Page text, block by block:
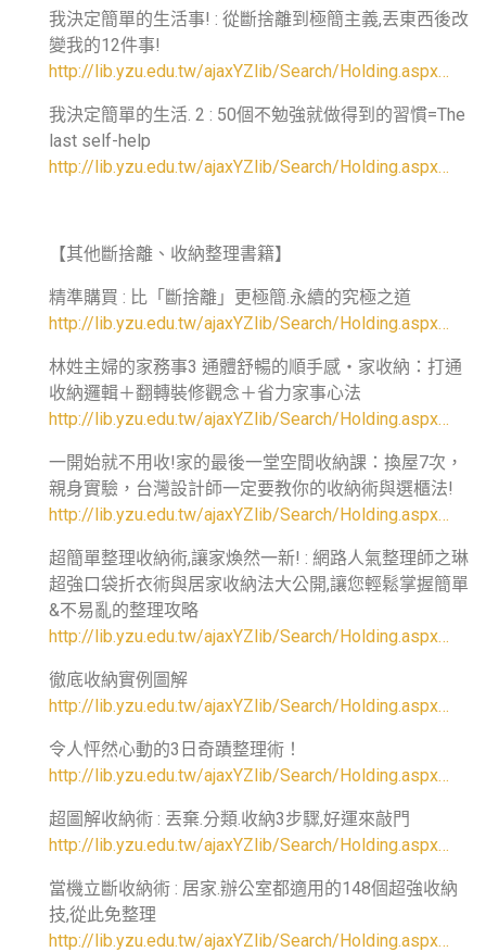
我決定簡單的生活事! : 從斷捨離到極簡主義,丟東西後改
變我的12件事!
http://lib.yzu.edu.tw/ajaxYZlib/Search/Holding.aspx…
我決定簡單的生活. 2 : 50個不勉強就做得到的習慣=The
last self-help
http://lib.yzu.edu.tw/ajaxYZlib/Search/Holding.aspx…
【其他斷捨離、收納整理書籍】
精準購買 : 比「斷捨離」更極簡.永續的究極之道
http://lib.yzu.edu.tw/ajaxYZlib/Search/Holding.aspx…
林姓主婦的家務事3 通體舒暢的順手感‧家收納：打通
收納邏輯＋翻轉裝修觀念＋省力家事心法
http://lib.yzu.edu.tw/ajaxYZlib/Search/Holding.aspx…
一開始就不用收!家的最後一堂空間收納課：換屋7次，
親身實驗，台灣設計師一定要教你的收納術與選櫃法!
http://lib.yzu.edu.tw/ajaxYZlib/Search/Holding.aspx…
超簡單整理收納術,讓家煥然一新! : 網路人氣整理師之琳
超強口袋折衣術與居家收納法大公開,讓您輕鬆掌握簡單
&不易亂的整理攻略
http://lib.yzu.edu.tw/ajaxYZlib/Search/Holding.aspx…
徹底收納實例圖解
http://lib.yzu.edu.tw/ajaxYZlib/Search/Holding.aspx…
令人怦然心動的3日奇蹟整理術！
http://lib.yzu.edu.tw/ajaxYZlib/Search/Holding.aspx…
超圖解收納術 : 丟棄.分類.收納3步驟,好運來敲門
http://lib.yzu.edu.tw/ajaxYZlib/Search/Holding.aspx…
當機立斷收納術 : 居家.辦公室都適用的148個超強收納
技,從此免整理
http://lib.yzu.edu.tw/ajaxYZlib/Search/Holding.aspx…